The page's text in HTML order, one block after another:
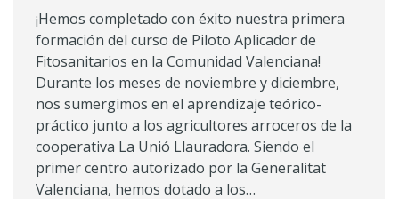
¡Hemos completado con éxito nuestra primera
formación del curso de Piloto Aplicador de
Fitosanitarios en la Comunidad Valenciana!
Durante los meses de noviembre y diciembre,
nos sumergimos en el aprendizaje teórico-
práctico junto a los agricultores arroceros de la
cooperativa La Unió Llauradora. Siendo el
primer centro autorizado por la Generalitat
Valenciana, hemos dotado a los…